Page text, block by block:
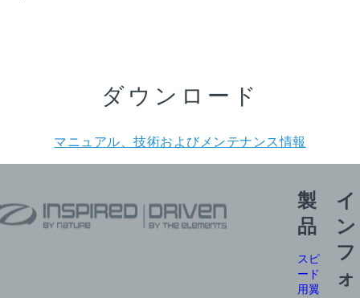
ダウンロード
マニュアル、技術およびメンテナンス情報
製
品
スピ
ード
用翼
イ
ン
フ
ォ